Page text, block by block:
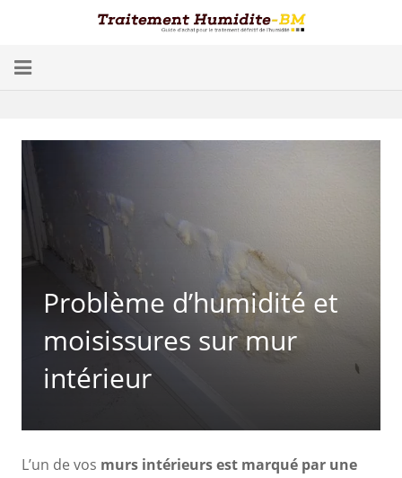
Conséquences
Humidité dans les Caves
Problème d’humidité et
moisissures sur mur
intérieur
L’un de vos murs intérieurs est marqué par une